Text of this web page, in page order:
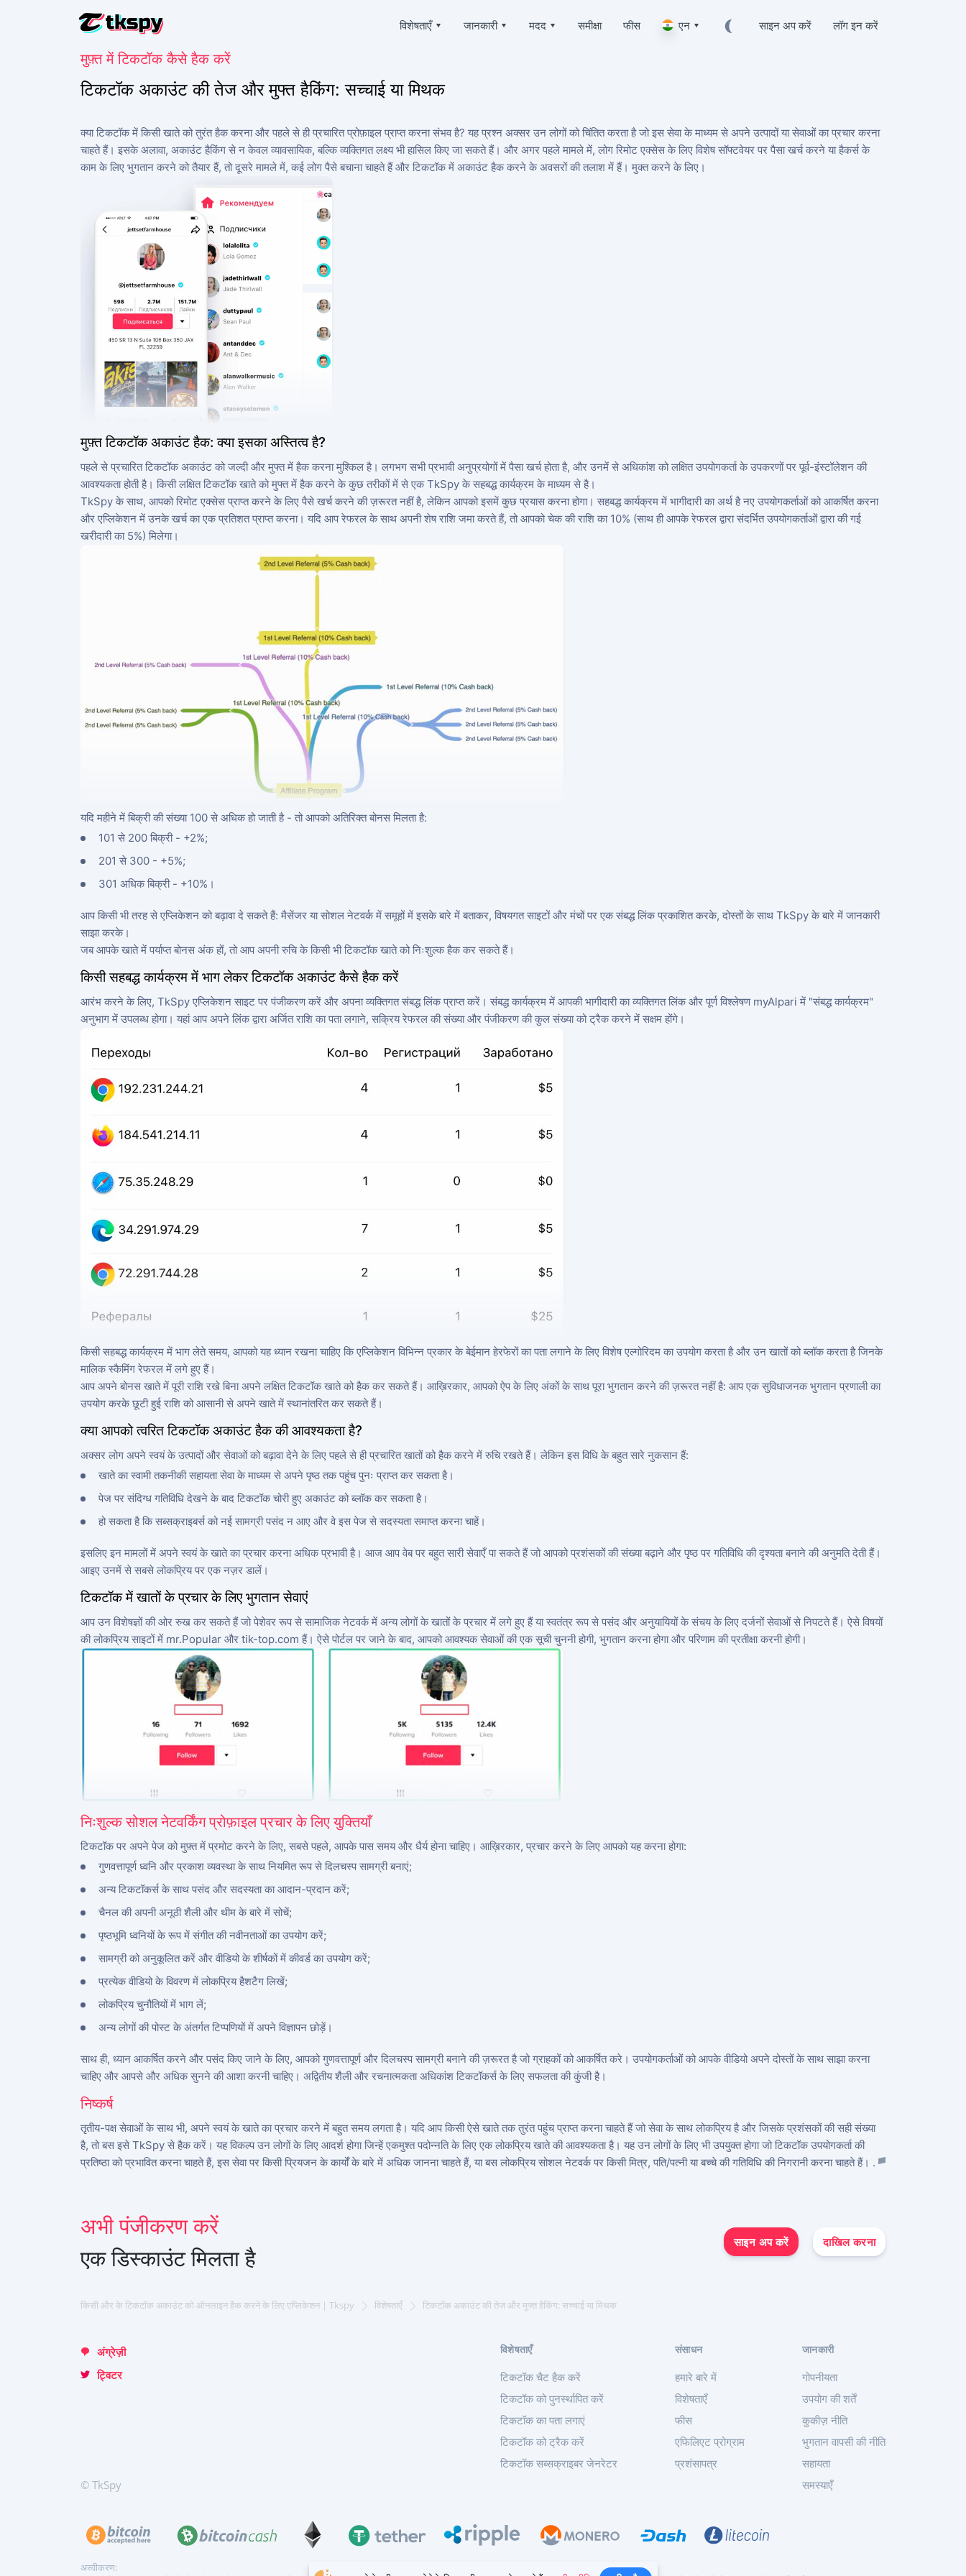
विशेषताएँ ▾ जानकारी ▾ मदद ▾ समीक्षा फीस एन ▾ साइन अप करें लॉग इन करें
अन्य लोगों के पत्र-व्यवहार पढ़ें
डिलीट की गई चैट को ऑनलाइन पुनर्प्राप्त करें
टिकटॉक पर लोकेशन ट्रैक करें
पता लगाएं कि कोई व्यक्ति कहां है
टिकटॉक को ट्रैक करें
ट्रैकिंग ऐप
टिकटॉक सब्सक्राइबर्स जेनरेटर
अधिक सदस्य जोड़ें
अक्सर पूछे जाने वाले प्रश्नों
हमेशा ऑनलाइन और उत्तर देने में खुशी होती है
प्रशंसापत्र
आपके अनुरोध और टिप्पणियाँ
गोपनीयता
कुकीज़ नीति
संबद्ध कार्यक्रम
Español
中文
Portuguese (Brazil)
English
Italiano
मुफ़्त में टिकटॉक कैसे हैक करें
टिकटॉक अकाउंट की तेज और मुफ्त हैकिंग: सच्चाई या मिथक
क्या टिकटॉक में किसी खाते को तुरंत हैक करना और पहले से ही प्रचारित प्रोफ़ाइल प्राप्त करना संभव है? यह प्रश्न अक्सर उन लोगों को चिंतित करता है जो इस सेवा के माध्यम से अपने उत्पादों या सेवाओं का प्रचार करना
चाहते हैं। इसके अलावा, अकाउंट हैकिंग से न केवल व्यावसायिक, बल्कि व्यक्तिगत लक्ष्य भी हासिल किए जा सकते हैं। और अगर पहले मामले में, लोग रिमोट एक्सेस के लिए विशेष सॉफ्टवेयर पर पैसा खर्च करने या हैकर्स के
काम के लिए भुगतान करने को तैयार हैं, तो दूसरे मामले में, कई लोग पैसे बचाना चाहते हैं और टिकटॉक में अकाउंट हैक करने के अवसरों की तलाश में हैं। मुक्त करने के लिए।
मुफ़्त टिकटॉक अकाउंट हैक: क्या इसका अस्तित्व है?
पहले से प्रचारित टिकटॉक अकाउंट को जल्दी और मुफ्त में हैक करना मुश्किल है। लगभग सभी प्रभावी अनुप्रयोगों में पैसा खर्च होता है, और उनमें से अधिकांश को लक्षित उपयोगकर्ता के उपकरणों पर पूर्व-इंस्टॉलेशन की
आवश्यकता होती है। किसी लक्षित टिकटॉक खाते को मुफ्त में हैक करने के कुछ तरीकों में से एक TkSpy के सहबद्ध कार्यक्रम के माध्यम से है।
TkSpy के साथ, आपको रिमोट एक्सेस प्राप्त करने के लिए पैसे खर्च करने की ज़रूरत नहीं है, लेकिन आपको इसमें कुछ प्रयास करना होगा। सहबद्ध कार्यक्रम में भागीदारी का अर्थ है नए उपयोगकर्ताओं को आकर्षित करना
और एप्लिकेशन में उनके खर्च का एक प्रतिशत प्राप्त करना। यदि आप रेफरल के साथ अपनी शेष राशि जमा करते हैं, तो आपको चेक की राशि का 10% (साथ ही आपके रेफरल द्वारा संदर्भित उपयोगकर्ताओं द्वारा की गई
खरीदारी का 5%) मिलेगा।
यदि महीने में बिक्री की संख्या 100 से अधिक हो जाती है - तो आपको अतिरिक्त बोनस मिलता है:
101 से 200 बिक्री - +2%;
201 से 300 - +5%;
301 अधिक बिक्री - +10%।
आप किसी भी तरह से एप्लिकेशन को बढ़ावा दे सकते हैं: मैसेंजर या सोशल नेटवर्क में समूहों में इसके बारे में बताकर, विषयगत साइटों और मंचों पर एक संबद्ध लिंक प्रकाशित करके, दोस्तों के साथ TkSpy के बारे में जानकारी
साझा करके।
जब आपके खाते में पर्याप्त बोनस अंक हों, तो आप अपनी रुचि के किसी भी टिकटॉक खाते को निःशुल्क हैक कर सकते हैं।
किसी सहबद्ध कार्यक्रम में भाग लेकर टिकटॉक अकाउंट कैसे हैक करें
आरंभ करने के लिए, TkSpy एप्लिकेशन साइट पर पंजीकरण करें और अपना व्यक्तिगत संबद्ध लिंक प्राप्त करें। संबद्ध कार्यक्रम में आपकी भागीदारी का व्यक्तिगत लिंक और पूर्ण विश्लेषण myAlpari में "संबद्ध कार्यक्रम"
अनुभाग में उपलब्ध होगा। यहां आप अपने लिंक द्वारा अर्जित राशि का पता लगाने, सक्रिय रेफरल की संख्या और पंजीकरण की कुल संख्या को ट्रैक करने में सक्षम होंगे।
किसी सहबद्ध कार्यक्रम में भाग लेते समय, आपको यह ध्यान रखना चाहिए कि एप्लिकेशन विभिन्न प्रकार के बेईमान हेरफेरों का पता लगाने के लिए विशेष एल्गोरिदम का उपयोग करता है और उन खातों को ब्लॉक करता है जिनके
मालिक स्कैमिंग रेफरल में लगे हुए हैं।
आप अपने बोनस खाते में पूरी राशि रखे बिना अपने लक्षित टिकटॉक खाते को हैक कर सकते हैं। आख़िरकार, आपको ऐप के लिए अंकों के साथ पूरा भुगतान करने की ज़रूरत नहीं है: आप एक सुविधाजनक भुगतान प्रणाली का
उपयोग करके छूटी हुई राशि को आसानी से अपने खाते में स्थानांतरित कर सकते हैं।
क्या आपको त्वरित टिकटॉक अकाउंट हैक की आवश्यकता है?
अक्सर लोग अपने स्वयं के उत्पादों और सेवाओं को बढ़ावा देने के लिए पहले से ही प्रचारित खातों को हैक करने में रुचि रखते हैं। लेकिन इस विधि के बहुत सारे नुकसान हैं:
खाते का स्वामी तकनीकी सहायता सेवा के माध्यम से अपने पृष्ठ तक पहुंच पुनः प्राप्त कर सकता है।
पेज पर संदिग्ध गतिविधि देखने के बाद टिकटॉक चोरी हुए अकाउंट को ब्लॉक कर सकता है।
हो सकता है कि सब्सक्राइबर्स को नई सामग्री पसंद न आए और वे इस पेज से सदस्यता समाप्त करना चाहें।
इसलिए इन मामलों में अपने स्वयं के खाते का प्रचार करना अधिक प्रभावी है। आज आप वेब पर बहुत सारी सेवाएँ पा सकते हैं जो आपको प्रशंसकों की संख्या बढ़ाने और पृष्ठ पर गतिविधि की दृश्यता बनाने की अनुमति देती हैं।
आइए उनमें से सबसे लोकप्रिय पर एक नज़र डालें।
टिकटॉक में खातों के प्रचार के लिए भुगतान सेवाएं
आप उन विशेषज्ञों की ओर रुख कर सकते हैं जो पेशेवर रूप से सामाजिक नेटवर्क में अन्य लोगों के खातों के प्रचार में लगे हुए हैं या स्वतंत्र रूप से पसंद और अनुयायियों के संचय के लिए दर्जनों सेवाओं से निपटते हैं। ऐसे विषयों
की लोकप्रिय साइटों में mr.Popular और tik-top.com हैं। ऐसे पोर्टल पर जाने के बाद, आपको आवश्यक सेवाओं की एक सूची चुननी होगी, भुगतान करना होगा और परिणाम की प्रतीक्षा करनी होगी।
निःशुल्क सोशल नेटवर्किंग प्रोफ़ाइल प्रचार के लिए युक्तियाँ
टिकटॉक पर अपने पेज को मुफ़्त में प्रमोट करने के लिए, सबसे पहले, आपके पास समय और धैर्य होना चाहिए। आख़िरकार, प्रचार करने के लिए आपको यह करना होगा:
गुणवत्तापूर्ण ध्वनि और प्रकाश व्यवस्था के साथ नियमित रूप से दिलचस्प सामग्री बनाएं;
अन्य टिकटॉकर्स के साथ पसंद और सदस्यता का आदान-प्रदान करें;
चैनल की अपनी अनूठी शैली और थीम के बारे में सोचें;
पृष्ठभूमि ध्वनियों के रूप में संगीत की नवीनताओं का उपयोग करें;
सामग्री को अनुकूलित करें और वीडियो के शीर्षकों में कीवर्ड का उपयोग करें;
प्रत्येक वीडियो के विवरण में लोकप्रिय हैशटैग लिखें;
लोकप्रिय चुनौतियों में भाग लें;
अन्य लोगों की पोस्ट के अंतर्गत टिप्पणियों में अपने विज्ञापन छोड़ें।
साथ ही, ध्यान आकर्षित करने और पसंद किए जाने के लिए, आपको गुणवत्तापूर्ण और दिलचस्प सामग्री बनाने की ज़रूरत है जो ग्राहकों को आकर्षित करे। उपयोगकर्ताओं को आपके वीडियो अपने दोस्तों के साथ साझा करना
चाहिए और आपसे और अधिक सुनने की आशा करनी चाहिए। अद्वितीय शैली और रचनात्मकता अधिकांश टिकटॉकर्स के लिए सफलता की कुंजी है।
निष्कर्ष
तृतीय-पक्ष सेवाओं के साथ भी, अपने स्वयं के खाते का प्रचार करने में बहुत समय लगता है। यदि आप किसी ऐसे खाते तक तुरंत पहुंच प्राप्त करना चाहते हैं जो सेवा के साथ लोकप्रिय है और जिसके प्रशंसकों की सही संख्या
है, तो बस इसे TkSpy से हैक करें। यह विकल्प उन लोगों के लिए आदर्श होगा जिन्हें एकमुश्त पदोन्नति के लिए एक लोकप्रिय खाते की आवश्यकता है। यह उन लोगों के लिए भी उपयुक्त होगा जो टिकटॉक उपयोगकर्ता की
प्रतिष्ठा को प्रभावित करना चाहते हैं, इस सेवा पर किसी प्रियजन के कार्यों के बारे में अधिक जानना चाहते हैं, या बस लोकप्रिय सोशल नेटवर्क पर किसी मित्र, पति/पत्नी या बच्चे की गतिविधि की निगरानी करना चाहते हैं। .
अभी पंजीकरण करें
एक डिस्काउंट मिलता है
साइन अप करें दाखिल करना
किसी और के टिकटॉक अकाउंट को ऑनलाइन हैक करने के लिए एप्लिकेशन | Tkspy विशेषताएँ टिकटॉक अकाउंट की तेज और मुफ्त हैकिंग: सच्चाई या मिथक
अंग्रेज़ी
अभी साइनअप करें
Deutsch
Español
中文
日本
English
ट्विटर
© TkSpy
विशेषताएँ
टिकटॉक चैट हैक करें
टिकटॉक को पुनर्स्थापित करें
टिकटॉक का पता लगाएं
टिकटॉक को ट्रैक करें
टिकटॉक सब्सक्राइबर जेनरेटर
संसाधन
हमारे बारे में
विशेषताएँ
फीस
एफिलिएट प्रोग्राम
प्रशंसापत्र
जानकारी
गोपनीयता
उपयोग की शर्तें
कुकीज़ नीति
भुगतान वापसी की नीति
सहायता
समस्याएँ
अस्वीकरण: